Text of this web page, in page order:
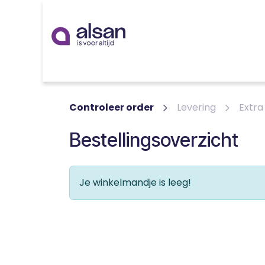
Controleer order Levering
Bestellingsoverzicht
Je winkelmandje is leeg!